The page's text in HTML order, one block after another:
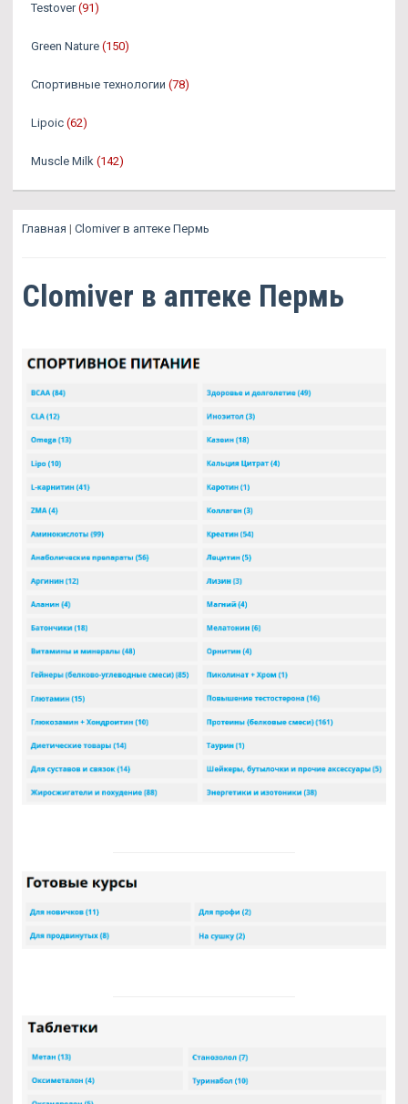
Testover (91)
Green Nature (150)
Спортивные технологии (78)
Lipoic (62)
Muscle Milk (142)
Главная | Clomiver в аптеке Пермь
Clomiver в аптеке Пермь